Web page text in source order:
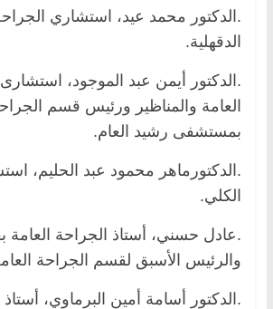
.الدكتور محمد عيد، استشاري
الدقهلية.
.الدكتور أيمن عبد الموجود،
العامة والمناظير ورئيس قسم
بمستشفى رشيد العام.
.الدكتورماهر محمود عبد الحليم،
الكلي.
.عادل حسني، أستاذ الجراحة العامة
والرئيس الأسبق لقسم الجراحة
.الدكتور أسامة أمين البرماوي، أستاذ